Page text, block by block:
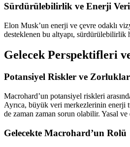
Sürdürülebilirlik ve Enerji
Elon Musk’un enerji ve çevre odaklı
desteklenen bu altyapı,
Gelecek Perspektifleri
Potansiyel Riskler ve Zorluklar
Macrohard’un potansiyel riskleri
Ayrıca, büyük veri merkezlerinin enerji
de zaman zaman sorun olabilir. Yasal ve
Gelecekte Macrohard’un Rolü